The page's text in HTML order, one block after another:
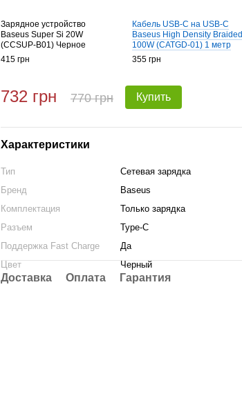
Зарядное устройство
Baseus Super Si 20W
(CCSUP-B01) Черное
415 грн
Кабель USB-C на USB-C
Baseus High Density Braided
100W (CATGD-01) 1 метр
355 грн
732 грн 770 грн Купить
Характеристики
Тип
Сетевая зарядка
Бренд
Baseus
Комплектация
Только зарядка
Разъем
Type-C
Поддержка Fast Charge
Да
Цвет
Черный
Доставка Оплата Гарантия